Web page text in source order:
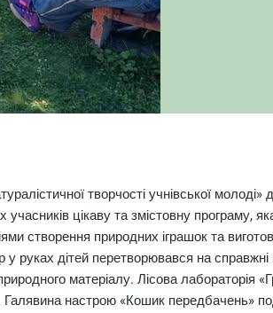
творчості учнівської
цікаву та змістовну програму,
створення природних іграшок та
руках дітей перетворювався на
матеріалу. Лісова лабораторія
Галявина настрою «Кошик передбачень»